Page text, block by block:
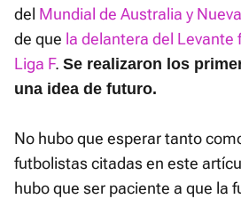
del Mundial de Australia y
de que la delantera del Levante
Liga F. Se realizaron los
una idea de futuro.
No hubo que esperar tanto
futbolistas citadas en este
hubo que ser paciente a que la